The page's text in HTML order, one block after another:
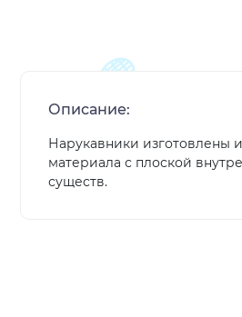
Описание:
Нарукавники изготовлены
материала с плоской
существ.